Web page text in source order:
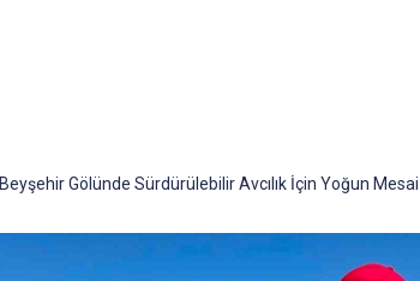
Beyşehir Gölünde Sürdürülebilir Avcılık İçin Yoğun Mesai